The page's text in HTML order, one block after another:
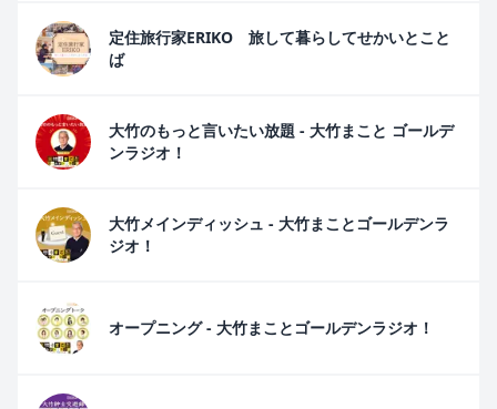
定住旅行家ERIKO 旅して暮らしてせかいとこと
ば
大竹のもっと言いたい放題 - 大竹まこと ゴールデ
ンラジオ！
大竹メインディッシュ - 大竹まことゴールデンラ
ジオ！
オープニング - 大竹まことゴールデンラジオ！